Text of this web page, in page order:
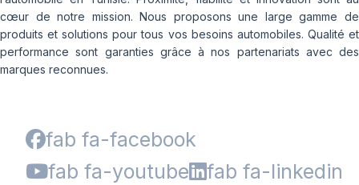
cœur de notre mission. Nous proposons une large gamme de
produits et solutions pour tous vos besoins automobiles. Qualité et
performance sont garanties grâce à nos partenariats avec des
marques reconnues.
fab fa-facebook
fab fa-youtube
fab fa-linkedin